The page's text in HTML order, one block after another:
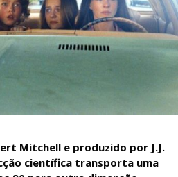
Mitchell e produzido por J.J.
científica transporta uma